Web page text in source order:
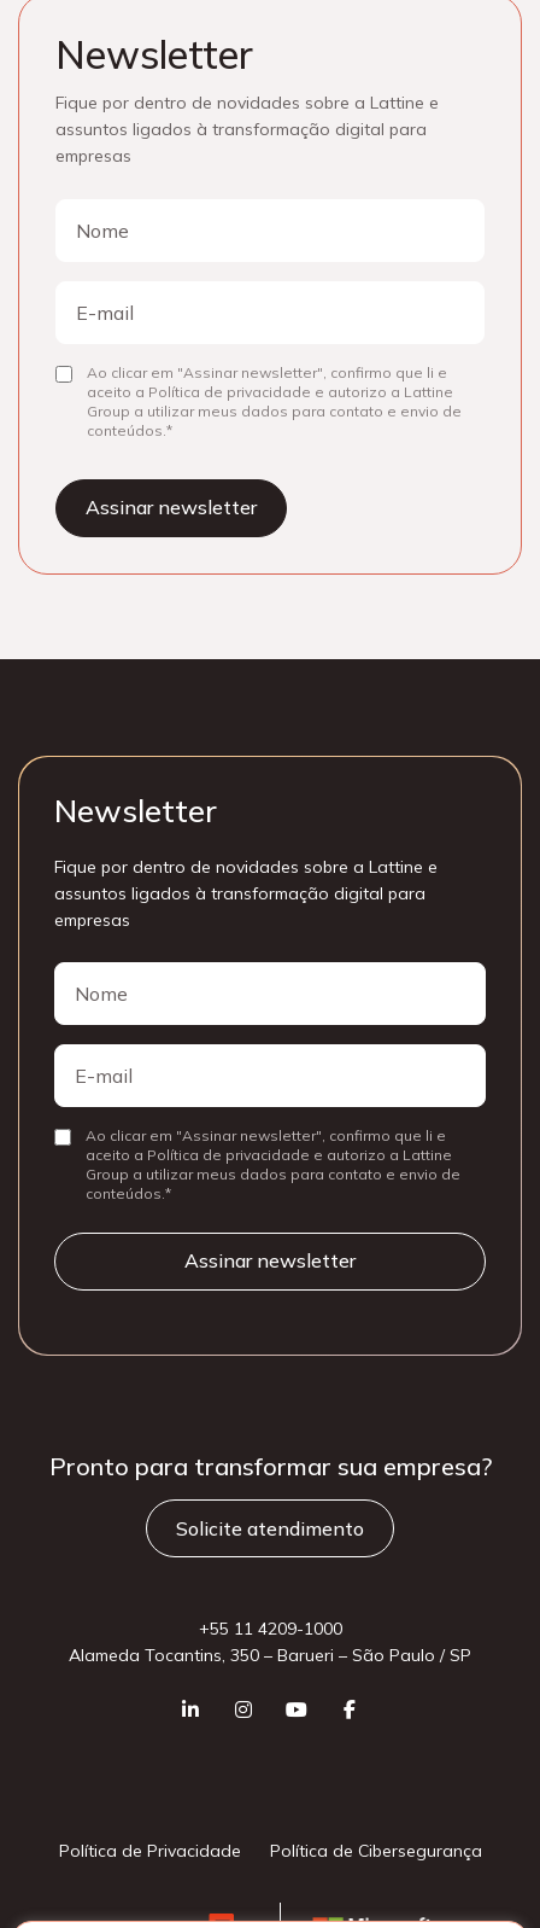
Newsletter
Fique por dentro de novidades sobre a Lattine e
assuntos ligados à transformação digital para
empresas
mail
ConsentirAo clicar em "Assinar newsletter", confirmo que li e
aceito a Política de privacidade e autorizo a Lattine
Group a utilizar meus dados para contato e envio de
conteúdos.
Newsletter
Fique por dentro de novidades sobre a Lattine e
assuntos ligados à transformação digital para
empresas
Nome
E-
mail
ConsentirAo clicar em "Assinar newsletter", confirmo que li e
aceito a Política de privacidade e autorizo a Lattine
Group a utilizar meus dados para contato e envio de
conteúdos.
Pronto para transformar sua empresa?
Solicite atendimento
+55 11 4209-1000
Alameda Tocantins, 350 – Barueri – São Paulo / SP
Política de Privacidade Política de Cibersegurança